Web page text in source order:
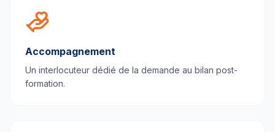
Accompagnement
Un interlocuteur dédié de la demande au bilan post-
formation.